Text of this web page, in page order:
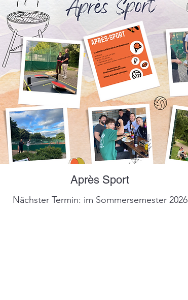
Après Sport
Nächster Termin: im Sommersemester 2026